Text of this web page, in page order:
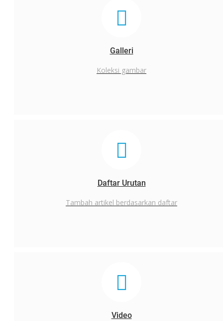
Galleri
Koleksi gambar
Daftar Urutan
Tambah artikel berdasarkan daftar
Video